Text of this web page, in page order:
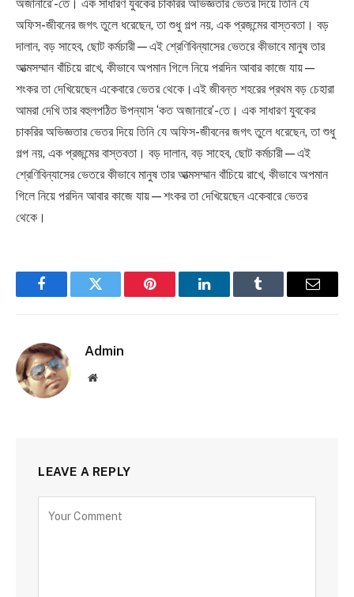
অজানারে’-তে। এক সাধারণ যুবকের চাকরির অভিজ্ঞতার ভেতর দিয়ে তিনি যে
অফিস-জীবনের জগৎ তুলে ধরেছেন, তা শুধু গল্প নয়, এক প্রজন্মের বাস্তবতা। বড়
দালান, বড় সাহেব, ছোট কর্মচারী—এই শ্রেণিবিন্যাসের ভেতরে কীভাবে মানুষ তার
আত্মসম্মান বাঁচিয়ে রাখে, কীভাবে অপমান গিলে নিয়ে পরদিন আবার কাজে যায়—
শংকর তা দেখিয়েছেন একেবারে ভেতর থেকে।এই জীবন্ত শহরের প্রথম বড় চেহারা
আমরা দেখি তার বহুলপঠিত উপন্যাস ‘কত অজানারে’-তে। এক সাধারণ যুবকের
চাকরির অভিজ্ঞতার ভেতর দিয়ে তিনি যে অফিস-জীবনের জগৎ তুলে ধরেছেন, তা শুধু
গল্প নয়, এক প্রজন্মের বাস্তবতা। বড় দালান, বড় সাহেব, ছোট কর্মচারী—এই
শ্রেণিবিন্যাসের ভেতরে কীভাবে মানুষ তার আত্মসম্মান বাঁচিয়ে রাখে, কীভাবে অপমান
গিলে নিয়ে পরদিন আবার কাজে যায়—শংকর তা দেখিয়েছেন একেবারে ভেতর
থেকে।
FacebookTwitter Pinterest LinkedInTumblr Email
Admin
Website
LEAVE A REPLY